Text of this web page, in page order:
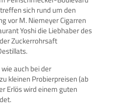
sich rund um den
vor M. Niemeyer Cigarren
Yoshi die Liebhaber des
Zuckerrohrsaft
auch bei der
kleinen Probierpreisen (ab
Erlös wird einem guten